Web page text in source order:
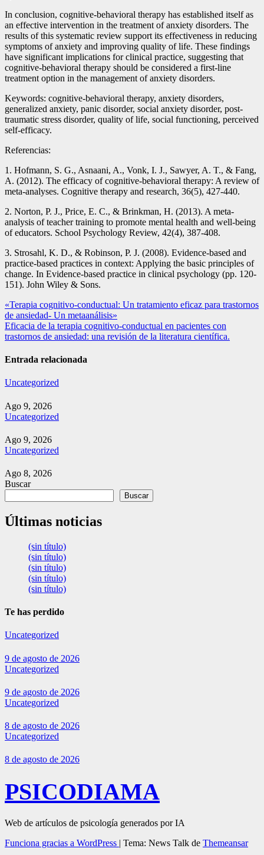
In conclusion, cognitive-behavioral therapy has established itself as
an effective intervention in the treatment of anxiety disorders. The
results of this systematic review support its effectiveness in reducing
symptoms of anxiety and improving quality of life. These findings
have significant implications for clinical practice, suggesting that
cognitive-behavioral therapy should be considered a first-line
treatment option in the management of anxiety disorders.
Keywords: cognitive-behavioral therapy, anxiety disorders,
generalized anxiety, panic disorder, social anxiety disorder, post-
traumatic stress disorder, quality of life, social functioning, perceived
self-efficacy.
Referencias:
1. Hofmann, S. G., Asnaani, A., Vonk, I. J., Sawyer, A. T., & Fang,
A. (2012). The efficacy of cognitive-behavioral therapy: A review of
meta-analyses. Cognitive therapy and research, 36(5), 427-440.
2. Norton, P. J., Price, E. C., & Brinkman, H. (2013). A meta-
analysis of teacher training to promote mental health and well-being
of educators. School Psychology Review, 42(4), 387-408.
3. Strosahl, K. D., & Robinson, P. J. (2008). Evidence-based and
practice-based practices in context: Applying the basic principles of
change. In Evidence-based practice in clinical psychology (pp. 120-
151). John Wiley & Sons.
Navegación
de
entradas
«Terapia cognitivo-conductual: Un tratamiento eficaz para trastornos
de ansiedad- Un metaanálisis»
Eficacia de la terapia cognitivo-conductual en pacientes con
trastornos de ansiedad: una revisión de la literatura científica.
Entrada relacionada
Uncategorized
Ago 9, 2026
Uncategorized
Ago 9, 2026
Uncategorized
Ago 8, 2026
Buscar
Buscar
Últimas noticias
(sin título)
(sin título)
(sin título)
(sin título)
(sin título)
Te has perdido
Uncategorized
9 de agosto de 2026
Uncategorized
9 de agosto de 2026
Uncategorized
8 de agosto de 2026
Uncategorized
8 de agosto de 2026
PSICODIAMA
Web de artículos de psicología generados por IA
Funciona gracias a WordPress | Tema: News Talk de Themeansar